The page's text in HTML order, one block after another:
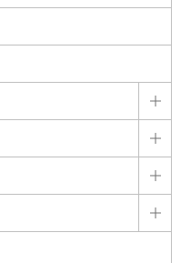
詳
詳
詳
詳